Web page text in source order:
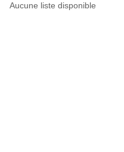
Aucune liste disponible